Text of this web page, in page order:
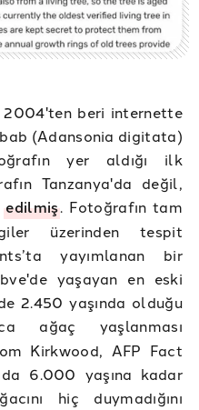
beri internette
(Adansonia digitata)
yer aldığı ilk
Tanzanya'da değil,
edilmiş. Fotoğrafın tam
üzerinden tespit
yayımlanan bir
yaşayan en eski
2.450 yaşında olduğu
ağaç yaşlanması
Kirkwood, AFP Fact
6.000 yaşına kadar
hiç duymadığını